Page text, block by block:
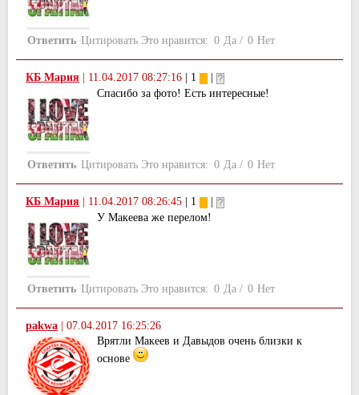
Ответить Цитировать Это нравится: 0 Да / 0 Нет
КБ Мария 11.04.2017 08:27:16 | 1
Спасибо за фото! Есть интересные!
Ответить Цитировать Это нравится: 0 Да / 0 Нет
КБ Мария 11.04.2017 08:26:45 | 1
У Макеева же перелом!
Ответить Цитировать Это нравится: 0 Да / 0 Нет
pakwa
07.04.2017 16:25:26
Врятли Макеев и Давыдов очень близки к
основе